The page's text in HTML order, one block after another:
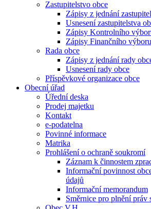
Zastupitelstvo obce
Zápisy z jednání
Usnesení zastupitelstva
Zápisy Kontrolního
Zápisy Finančního výboru
Rada obce
Zápisy z jednání rady
Usnesení rady obce
Příspěvkové organizace obce
Obecní úřad
Úřední deska
Prodej majetku
Kontakt
e-podatelna
Povinné informace
Matrika
Prohlášení o ochraně soukromí
Záznam k činnostem
Informační povinnost
údajů
Informační memorandum
Směrnice pro plnění práv